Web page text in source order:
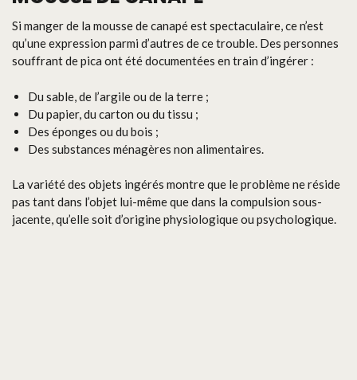
Si manger de la mousse de canapé est spectaculaire, ce n’est
qu’une expression parmi d’autres de ce trouble. Des personnes
souffrant de pica ont été documentées en train d’ingérer :
Du sable, de l’argile ou de la terre ;
Du papier, du carton ou du tissu ;
Des éponges ou du bois ;
Des substances ménagères non alimentaires.
La variété des objets ingérés montre que le problème ne réside
pas tant dans l’objet lui-même que dans la compulsion sous-
jacente, qu’elle soit d’origine physiologique ou psychologique.